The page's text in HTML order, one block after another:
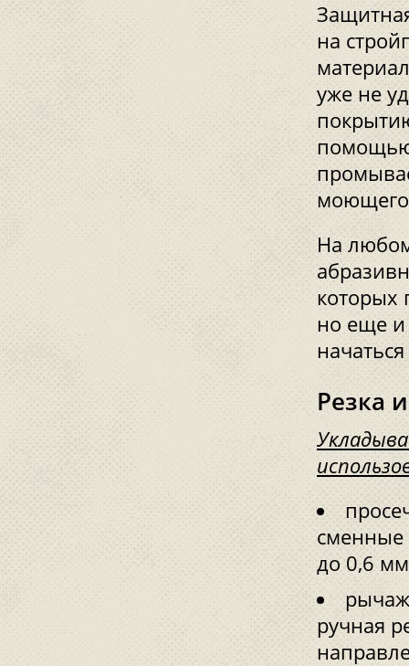
на
уже не
моющего
На
которых
но еще и
Резка
сменные
до 0,6
ручная